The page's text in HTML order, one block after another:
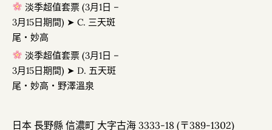
淡季超值套票 (3月1日 –
3月15日期間) ➤ C. 三天斑
尾・妙高
淡季超值套票 (3月1日 –
3月15日期間) ➤ D. 五天斑
尾・妙高・野澤溫泉
日本 長野縣 信濃町 大字古海 3333-18 (〒389-1302)